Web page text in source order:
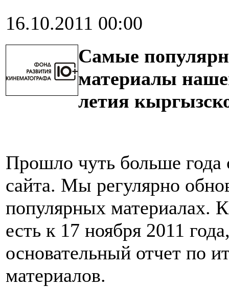
16.10.2011 00:00
Самые
материалы
летия
Прошло чуть больше года
сайта. Мы регулярно
популярных материалах.
есть к 17 ноября 2011
основательный отчет по
материалов.